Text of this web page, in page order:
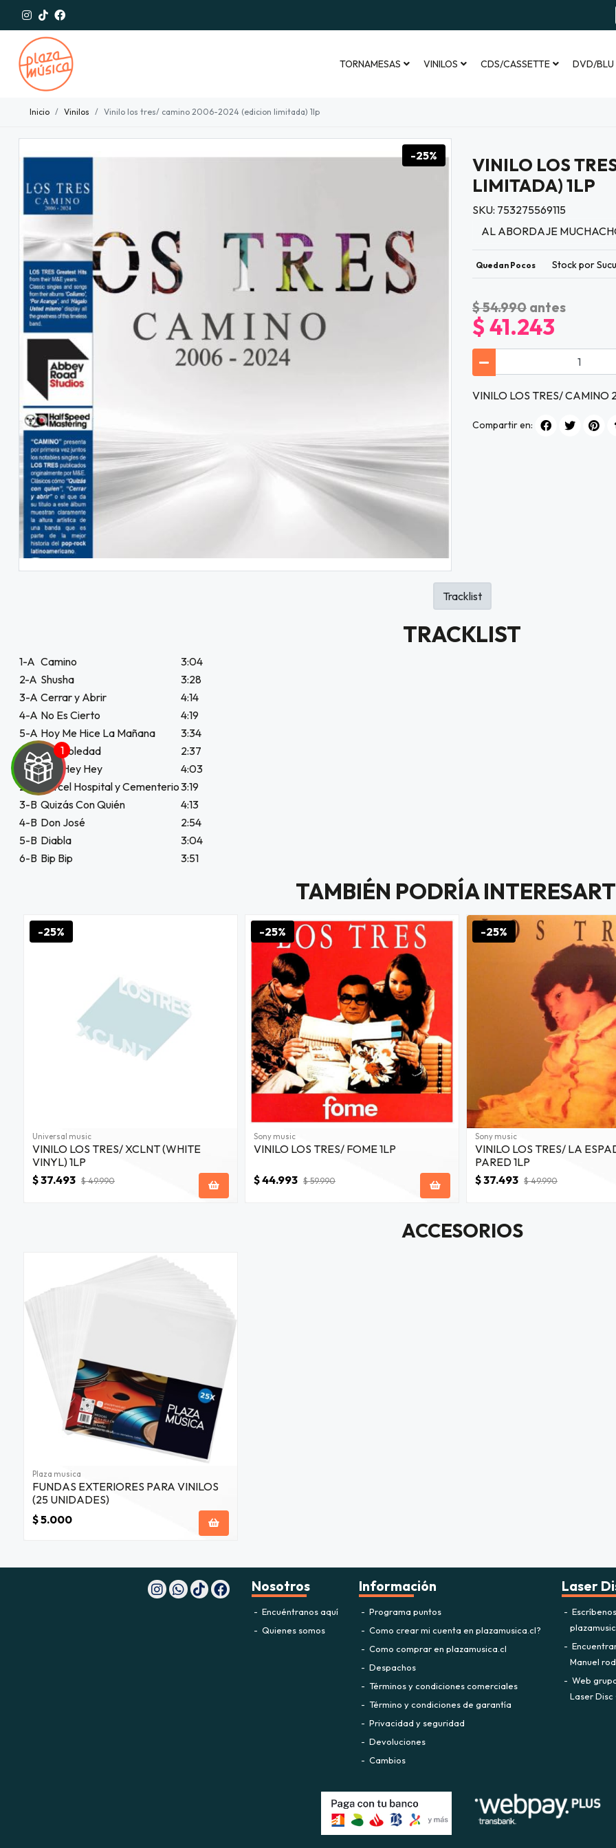
correo y
JUGAR
TORNAMESAS VINILOS CDS/CASSETTE DVD/BLU
Inicio Vinilos Vinilo los tres/ camino 2006-2024 (edicion limitada) 1lp
-25%
VINILO LOS
LIMITADA) 1LP
SKU: 753275569115
AL ABORDAJE
Quedan Pocos Stock por
$ 54.990 antes
$ 41.243
VINILO LOS TRES/
Compartir en:
TRACKLIST
1-A Camino
3:04
2-A Shusha
3:28
3-A Cerrar y Abrir
4:14
4-A No Es Cierto
4:19
5-A Hoy Me Hice La Mañana
3:34
6-A Hey Soledad
2:37
1-B Hey Hey Hey
4:03
2-B Cárcel Hospital y Cementerio3:19
3-B Quizás Con Quién
4:13
4-B Don José
2:54
5-B Diabla
3:04
6-B Bip Bip 3:51
Tracklist
TAMBIÉN PODRÍA
-25%
Universal music
VINILO LOS TRES/ XCLNT (WHITE
VINYL) 1LP
$ 37.493 $ 49.990
-25%
Sony music
VINILO LOS TRES/ FOME 1LP
$ 44.993 $ 59.990
-25%
Sony music
VINILO LOS TRES/ LA
PARED 1LP
$ 37.493 $ 49.990
ACCESORIOS
Plaza musica
FUNDAS EXTERIORES PARA VINILOS
(25 UNIDADES)
$ 5.000
Nosotros
Encuéntranos aquí
Quienes somos
Información
Programa puntos
Como crear mi cuenta en plazamusica.cl?
Como comprar en plazamusica.cl
Despachos
Términos y condiciones comerciales
Término y condiciones de garantía
Privacidad y seguridad
Devoluciones
Cambios
Laser
Manuel
Web
Laser Disc